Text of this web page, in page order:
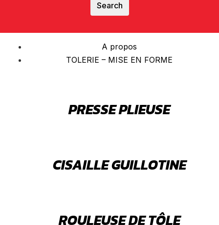
Search
A propos
TOLERIE – MISE EN FORME
PRESSE PLIEUSE
CISAILLE GUILLOTINE
ROULEUSE DE TÔLE